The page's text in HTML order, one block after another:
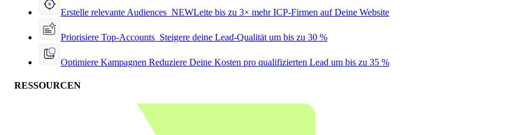
Erstelle relevante Audiences NEWLeite bis zu 3× mehr ICP-Firmen auf Deine Website
Priorisiere Top-Accounts Steigere deine Lead-Qualität um bis zu 30 %
Optimiere Kampagnen Reduziere Deine Kosten pro qualifizierten Lead um bis zu 35 %
RESSOURCEN